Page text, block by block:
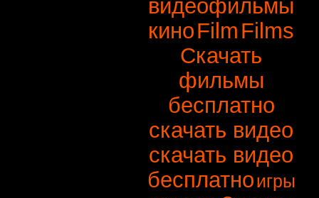
видеофильмы
киноFilm Films
Скачать
фильмы
бесплатно
скачать видео
скачать видео
бесплатноигры